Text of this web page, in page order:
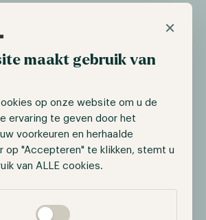
×
maakt gebruik van
op onze website om u de
ervaring te geven door het
voorkeuren en herhaalde
op "Accepteren" te klikken, stemt u
van ALLE cookies.